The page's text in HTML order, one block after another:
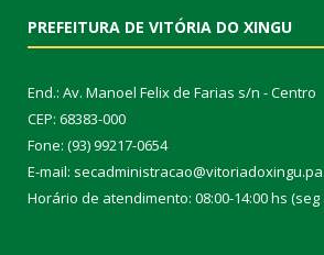
PREFEITURA DE VITÓRIA DO XINGU
End.: Av. Manoel Felix de Farias s/n - Centro
CEP: 68383-000
Fone: (93) 99217-0654
E-mail:
Horário de atendimento: 08:00-14:00 hs (seg